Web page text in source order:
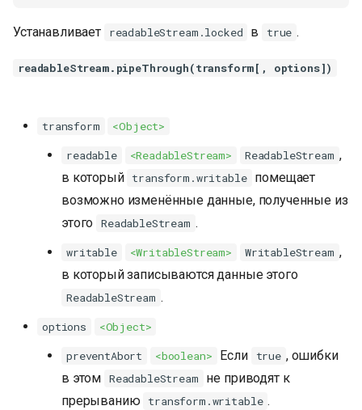
Устанавливает readableStream.locked в true .
readableStream.pipeThrough(transform[, options])
transform
<Object>
readable
<ReadableStream> ReadableStream ,
в который transform.writable помещает
возможно изменённые данные, полученные из
этого ReadableStream .
writable <WritableStream> WritableStream ,
в который записываются данные этого
ReadableStream .
options
<Object>
preventAbort
<boolean> Если true , ошибки
в этом ReadableStream
не приводят к
прерыванию transform.writable .